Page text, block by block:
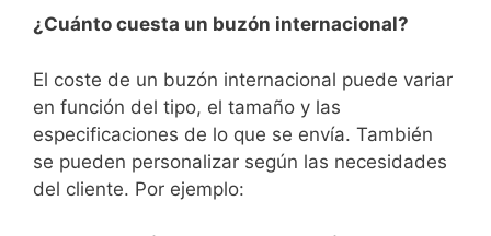
¿Cuánto cuesta un buzón internacional?
El coste de un buzón internacional puede variar
en función del tipo, el tamaño y las
especificaciones de lo que se envía. También
se pueden personalizar según las necesidades
del cliente. Por ejemplo: